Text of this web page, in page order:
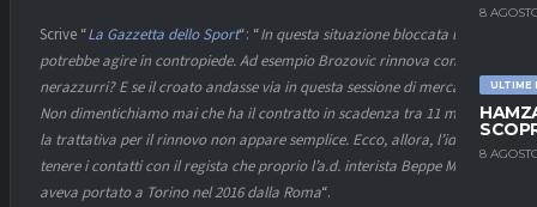
8
ULTIME
8
Scrive “La Gazzetta dello Sport“: “In questa situazione bloccata l’Inter
potrebbe agire in contropiede. Ad esempio Brozovic rinnova con i
nerazzurri? E se il croato andasse via in questa sessione di mercato?
Non dimentichiamo mai che ha il contratto in scadenza tra 11 mesi e
la trattativa per il rinnovo non appare semplice. Ecco, allora, l’idea di
tenere i contatti con il regista che proprio l’a.d. interista Beppe Marotta
aveva portato a Torino nel 2016 dalla Roma“.